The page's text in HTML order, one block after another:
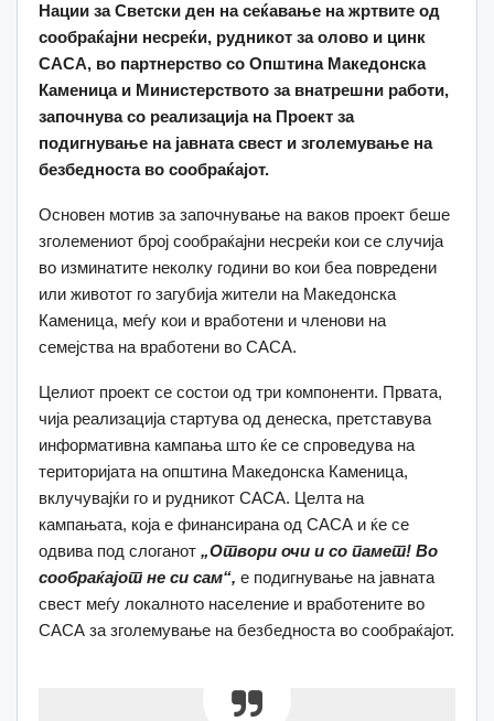
Нации за Светски ден на сеќавање на жртвите од
сообраќајни несреќи, рудникот за олово и цинк
САСА, во партнерство со Општина Македонска
Каменица и Министерството за внатрешни работи,
започнува со реализација на Проект за
подигнување на јавната свест и зголемување на
безбедноста во сообраќајот.
Основен мотив за започнување на ваков проект беше
зголемениот број сообраќајни несреќи кои се случија
во изминатите неколку години во кои беа повредени
или животот го загубија жители на Македонска
Каменица, меѓу кои и вработени и членови на
семејства на вработени во САСА.
Целиот проект се состои од три компоненти. Првата,
чија реализација стартува од денеска, претставува
информативна кампања што ќе се спроведува на
територијата на општина Македонска Каменица,
вклучувајќи го и рудникот САСА. Целта на
кампањата, која е финансирана од САСА и ќе се
одвива под слоганот „Отвори очи и со памет! Во
сообраќајот не си сам“, е подигнување на јавната
свест меѓу локалното население и вработените во
САСА за зголемување на безбедноста во сообраќајот.